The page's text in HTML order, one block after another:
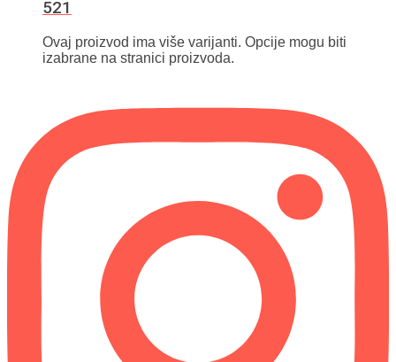
521
Ovaj proizvod ima više varijanti. Opcije mogu biti
izabrane na stranici proizvoda.